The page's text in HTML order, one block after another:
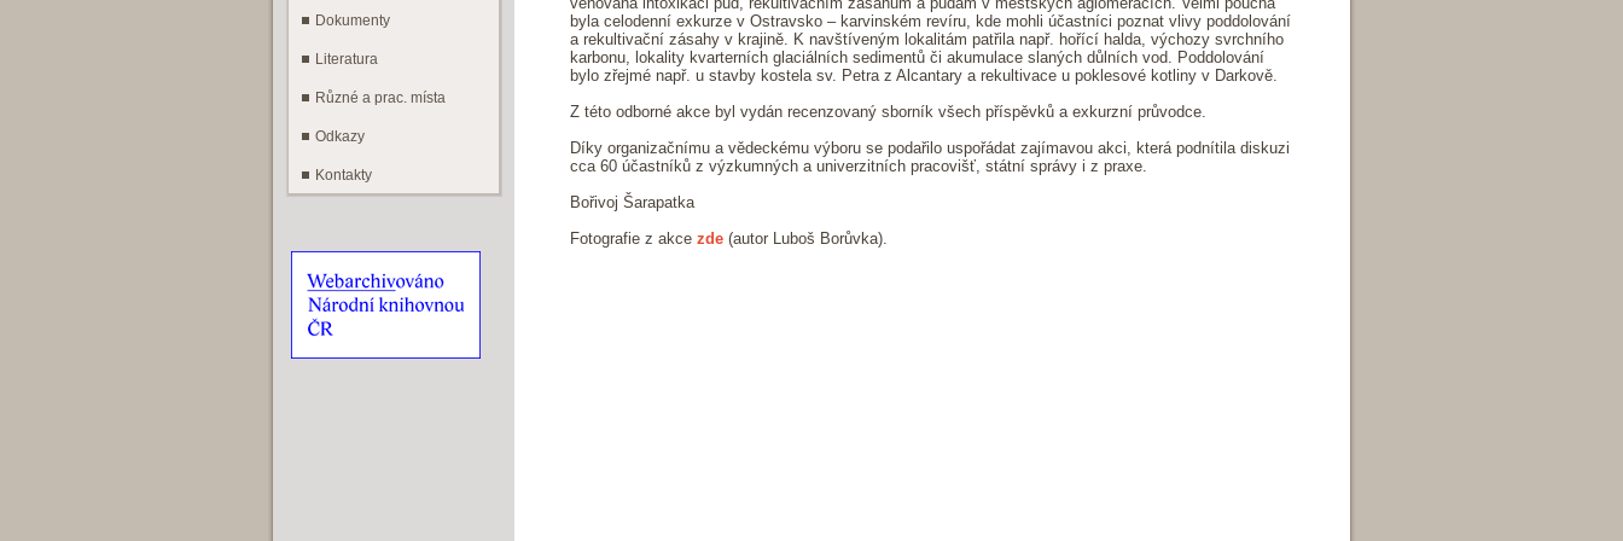
Dokumenty
Literatura
Různé a prac. místa
Odkazy
Kontakty
byla celodenní exkurze v Ostravsko – karvinském revíru, kde mohli účastníci poznat vlivy poddolování
a rekultivační zásahy v krajině. K navštíveným lokalitám patřila např. hořící halda, výchozy svrchního
karbonu, lokality kvarterních glaciálních sedimentů či akumulace slaných důlních vod. Poddolování
bylo zřejmé např. u stavby kostela sv. Petra z Alcantary a rekultivace u poklesové kotliny v Darkově.
Z této odborné akce byl vydán recenzovaný sborník všech příspěvků a exkurzní průvodce.
Díky organizačnímu a vědeckému výboru se podařilo uspořádat zajímavou akci, která podnítila diskuzi
cca 60 účastníků z výzkumných a univerzitních pracovišť, státní správy i z praxe.
Bořivoj Šarapatka
Fotografie z akce zde (autor Luboš Borůvka).